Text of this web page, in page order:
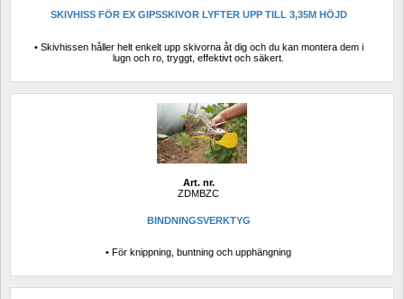
SKIVHISS FÖR EX GIPSSKIVOR LYFTER UPP TILL 3,35M HÖJD
• Skivhissen håller helt enkelt upp skivorna åt dig och du kan montera dem i
lugn och ro, tryggt, effektivt och säkert.
Art. nr.
ZDMBZC
BINDNINGSVERKTYG
• För knippning, buntning och upphängning